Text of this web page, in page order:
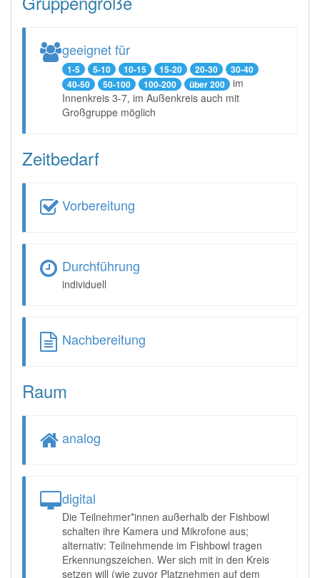
geeignet für
1-5 5-10 10-15 15-20 20-30
30-40
40-50
50-100 100-200 über 200 im
Innenkreis 3-7, im Außenkreis auch mit
Großgruppe möglich
Zeitbedarf
Vorbereitung
Durchführung
individuell
Nachbereitung
Raum
analog
digital
Die Teilnehmer*innen außerhalb der Fishbowl
schalten ihre Kamera und Mikrofone aus;
alternativ: Teilnehmende im Fishbowl tragen
Erkennungszeichen. Wer sich mit in den Kreis
setzen will (wie zuvor Platznehmen auf dem